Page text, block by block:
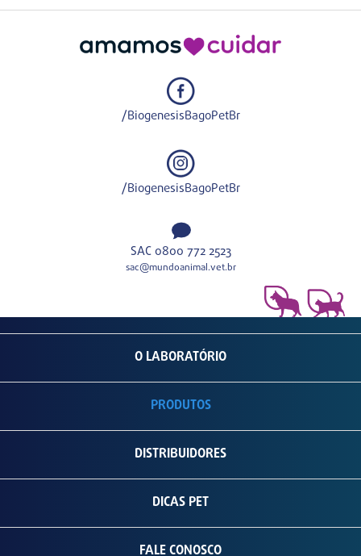
/BiogenesisBagoPetBr
/BiogenesisBagoPetBr
SAC 0800 772 2523
sac@mundoanimal.vet.br
O LABORATÓRIO
PRODUTOS
DISTRIBUIDORES
DICAS PET
FALE CONOSCO